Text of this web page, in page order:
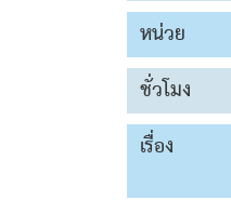
หน่วย
ชั่วโมง
เรื่อง